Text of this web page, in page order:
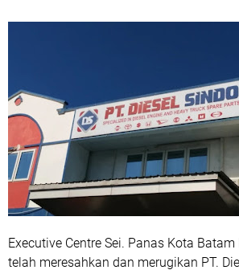
Executive Centre Sei. Panas Kota
telah meresahkan dan merugikan PT.